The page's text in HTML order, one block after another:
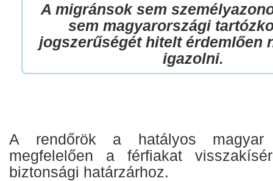
A migránsok sem
sem magyarországi
jogszerűségét hitelt érdemlően
igazolni.
A rendőrök a hatályos magyar
megfelelően a férfiakat
biztonsági határzárhoz.